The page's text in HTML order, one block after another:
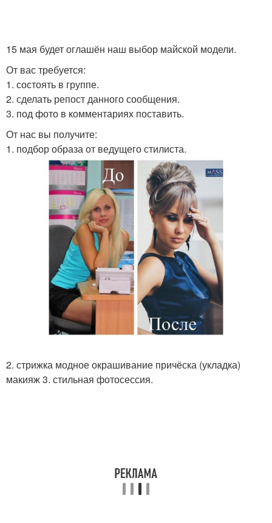
15 мая будет оглашён наш выбор майской модели.
От вас требуется:
1. состоять в группе.
2. сделать репост данного сообщения.
3. под фото в комментариях поставить.
От нас вы получите:
1. подбор образа от ведущего стилиста.
2. стрижка модное окрашивание причёска (укладка)
макияж 3. стильная фотосессия.